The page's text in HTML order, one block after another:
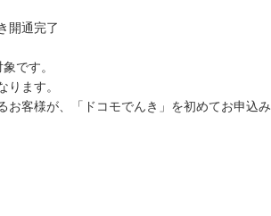
開通完了
です。
ます。
お客様が、「ドコモでんき」を初めてお申込み